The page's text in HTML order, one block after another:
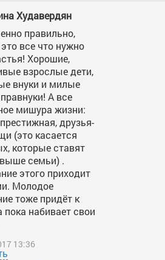
Худавердян
правильно,
все что нужно
Хорошие,
взрослые дети,
внуки и милые
А все
мишура жизни:
друзья-
(это касается
которые ставят
семьи) .
этого приходит
Молодое
тоже придёт к
пока набивает свои
13:36